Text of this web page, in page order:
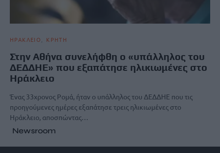
ΗΡΑΚΛΕΙΟ ΚΡΗΤΗ
Στην Αθήνα συνελήφθη ο «υπάλληλος του
ΔΕΔΔΗΕ» που εξαπάτησε ηλικιωμένες στο
Ηράκλειο
Ένας 33χρονος Ρομά, ήταν ο υπάλληλος του ΔΕΔΔΗΕ που τις
προηγούμενες ημέρες εξαπάτησε τρεις ηλικιωμένες στο
Ηράκλειο, αποσπώντας…
Newsroom